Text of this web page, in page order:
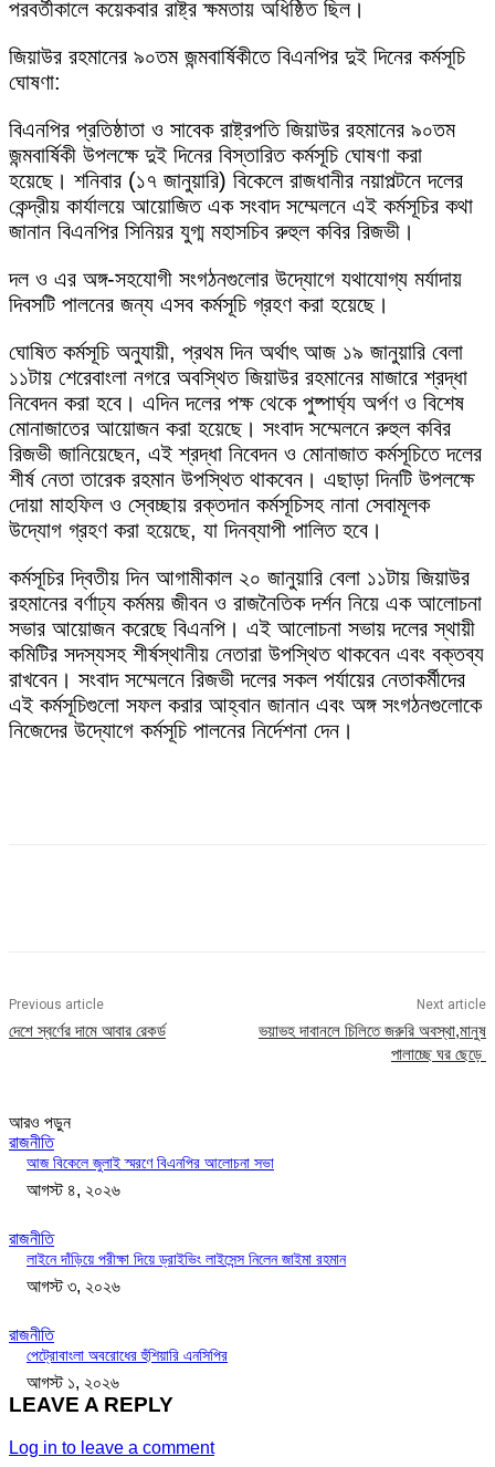
পরবর্তীকালে কয়েকবার রাষ্ট্র ক্ষমতায় অধিষ্ঠিত ছিল।
জিয়াউর রহমানের ৯০তম জন্মবার্ষিকীতে বিএনপির দুই দিনের কর্মসূচি
ঘোষণা:
বিএনপির প্রতিষ্ঠাতা ও সাবেক রাষ্ট্রপতি জিয়াউর রহমানের ৯০তম
জন্মবার্ষিকী উপলক্ষে দুই দিনের বিস্তারিত কর্মসূচি ঘোষণা করা
হয়েছে। শনিবার (১৭ জানুয়ারি) বিকেলে রাজধানীর নয়াপল্টনে দলের
কেন্দ্রীয় কার্যালয়ে আয়োজিত এক সংবাদ সম্মেলনে এই কর্মসূচির কথা
জানান বিএনপির সিনিয়র যুগ্ম মহাসচিব রুহুল কবির রিজভী।
দল ও এর অঙ্গ-সহযোগী সংগঠনগুলোর উদ্যোগে যথাযোগ্য মর্যাদায়
দিবসটি পালনের জন্য এসব কর্মসূচি গ্রহণ করা হয়েছে।
ঘোষিত কর্মসূচি অনুযায়ী, প্রথম দিন অর্থাৎ আজ ১৯ জানুয়ারি বেলা
১১টায় শেরেবাংলা নগরে অবস্থিত জিয়াউর রহমানের মাজারে শ্রদ্ধা
নিবেদন করা হবে। এদিন দলের পক্ষ থেকে পুষ্পার্ঘ্য অর্পণ ও বিশেষ
মোনাজাতের আয়োজন করা হয়েছে। সংবাদ সম্মেলনে রুহুল কবির
রিজভী জানিয়েছেন, এই শ্রদ্ধা নিবেদন ও মোনাজাত কর্মসূচিতে দলের
শীর্ষ নেতা তারেক রহমান উপস্থিত থাকবেন। এছাড়া দিনটি উপলক্ষে
দোয়া মাহফিল ও স্বেচ্ছায় রক্তদান কর্মসূচিসহ নানা সেবামূলক
উদ্যোগ গ্রহণ করা হয়েছে, যা দিনব্যাপী পালিত হবে।
কর্মসূচির দ্বিতীয় দিন আগামীকাল ২০ জানুয়ারি বেলা ১১টায় জিয়াউর
রহমানের বর্ণাঢ্য কর্মময় জীবন ও রাজনৈতিক দর্শন নিয়ে এক আলোচনা
সভার আয়োজন করেছে বিএনপি। এই আলোচনা সভায় দলের স্থায়ী
কমিটির সদস্যসহ শীর্ষস্থানীয় নেতারা উপস্থিত থাকবেন এবং বক্তব্য
রাখবেন। সংবাদ সম্মেলনে রিজভী দলের সকল পর্যায়ের নেতাকর্মীদের
এই কর্মসূচিগুলো সফল করার আহ্বান জানান এবং অঙ্গ সংগঠনগুলোকে
নিজেদের উদ্যোগে কর্মসূচি পালনের নির্দেশনা দেন।
Previous article
দেশে স্বর্ণের দামে আবার রেকর্ড
Next article
ভয়াভহ দাবানলে চিলিতে জরুরি অবস্থা,মানুষ
পালাচ্ছে ঘর ছেড়ে
আরও পড়ুন
রাজনীতি
আজ বিকেলে জুলাই স্মরণে বিএনপির আলোচনা সভা
আগস্ট ৪, ২০২৬
রাজনীতি
লাইনে দাঁড়িয়ে পরীক্ষা দিয়ে ড্রাইভিং লাইসেন্স নিলেন জাইমা রহমান
আগস্ট ৩, ২০২৬
রাজনীতি
পেট্রোবাংলা অবরোধের হুঁশিয়ারি এনসিপির
আগস্ট ১, ২০২৬
LEAVE A REPLY
Log in to leave a comment